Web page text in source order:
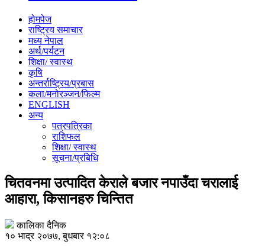
होमपेज
राष्ट्रिय समाचार
मध्य नेपाल
अर्थ/पर्यटन
शिक्षा/ स्वास्थ
कृषि
अन्तर्राष्ट्रिय/प्रबास
कला/मनोरञ्जन/फिल्म
ENGLISH
अन्य
पत्रपत्रिका
राशिफल
शिक्षा/ स्वास्थ
सूचना/प्रबिधि
चितवनमा उत्पादित केराले बजार नपाउँदा चरालाई
आहारा, किसानहरु चिन्तित
कालिका दैनिक
१० भाद्र २०७७, बुधबार १२:०८